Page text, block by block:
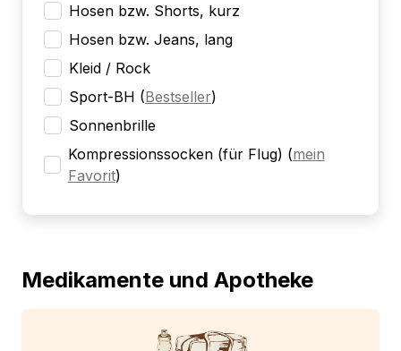
Hosen bzw. Shorts, kurz
Hosen bzw. Jeans, lang
Kleid / Rock
Sport-BH (Bestseller)
Sonnenbrille
Kompressionssocken (für Flug) (mein
Favorit)
Medikamente und Apotheke